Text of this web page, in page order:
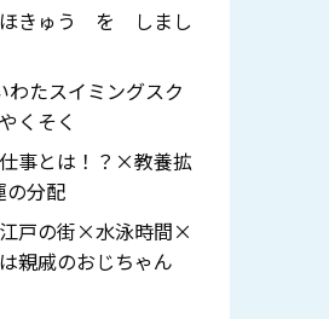
ほきゅう を しまし
たスイミングスク
くそく
仕事とは！？×教養拡
分配
江戸の街×水泳時間×
親戚のおじちゃん